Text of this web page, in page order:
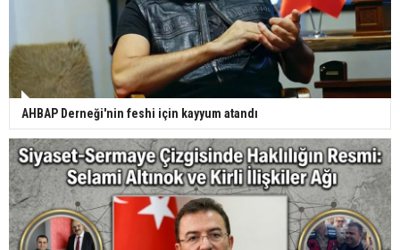
AHBAP Derneği'nin feshi için kayyum atandı